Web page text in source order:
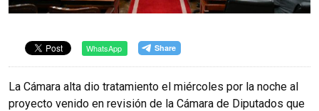
WhatsApp
La Cámara alta dio tratamiento el miércoles por la noche al
proyecto venido en revisión de la Cámara de Diputados que